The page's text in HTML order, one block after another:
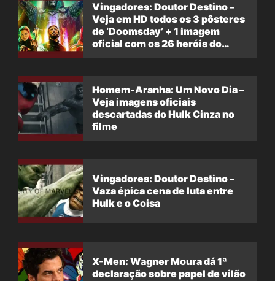
Vingadores: Doutor Destino –
Veja em HD todos os 3 pôsteres
de ‘Doomsday’ + 1 imagem
oficial com os 26 heróis do
Homem-Aranha: Um Novo Dia –
Veja imagens oficiais
descartadas do Hulk Cinza no
filme
Vingadores: Doutor Destino –
Vaza épica cena de luta entre
Hulk e o Coisa
X-Men: Wagner Moura dá 1ª
declaração sobre papel de vilão